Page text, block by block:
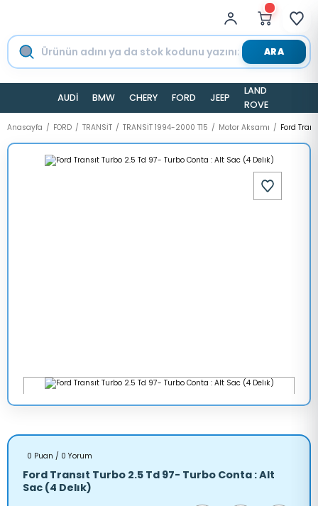
ARA
AUDİ BMW CHERY FORD JEEP
LAND
ROVER
Anasayfa FORD TRANSİT TRANSİT 1994-2000 T15 Motor Aksamı Ford
0 Puan / 0 Yorum
Ford Transıt Turbo 2.5 Td 97- Turbo Conta : Alt
Sac (4 Delık)